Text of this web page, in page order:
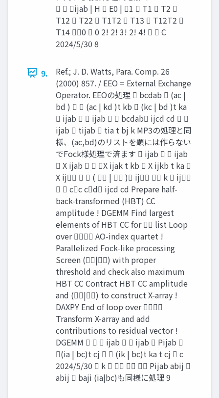
  ijab | H  E0 | 1  T1  T2 
T12  T22  T1T2  T13  T12T2 
T14 0  0 2! 2! 3! 2! 4!   C
2024/5/30 8
9.
Ref.; J. D. Watts, Para. Comp. 26
(2000) 857. / EEO = External Exchange
Operator. EEOの処理  bcdab  (ac |
bd )   (ac | kd )t kb  (kc | bd )t ka
 ijab   ijab   bcdab ijcd cd  
ijab  tijab  tia t bj k MP3の処理と同
様、(ac,bd)のリストを顕には作らない
でFock様処理で済ます  ijab   ijab
 X ijab   X ijak t kb  X ijkb t ka 
X ij   (  |  ) ij  k  ij
  cc cd ijcd cd Prepare half-
back-transformed (HBT) CC
amplitude ! DGEMM Find largest
elements of HBT CC for  list Loop
over  AO-index quartet !
Parallelized Fock-like processing
Screen (|) with proper
threshold and check also maximum
HBT CC Contract HBT CC amplitude
and (|) to construct X-array !
DAXPY End of loop over 
Transform X-array and add
contributions to residual vector !
DGEMM    ijab   ijab  Pijab 
(ia | bc)t cj   (ik | bc)t ka t cj  c
2024/5/30  k     Pijab abij 
abij  baji (ia|bc)も同様に処理 9